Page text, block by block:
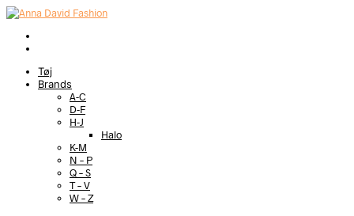
Tøj
Brands
A-C
D-F
H-J
Halo
K-M
N – P
Q – S
T – V
W – Z